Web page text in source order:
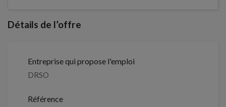
Détails de l’offre
Entreprise qui propose l'emploi
DRSO
Référence